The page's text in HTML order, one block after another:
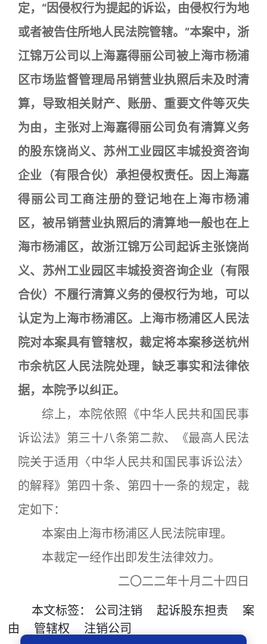
定，“因侵权行为提起的诉讼，由侵权行为地
或者被告住所地人民法院管辖。”本案中，浙
江锦万公司以上海嘉得丽公司被上海市杨浦
区市场监督管理局吊销营业执照后未及时清
算，导致相关财产、账册、重要文件等灭失
为由，主张对上海嘉得丽公司负有清算义务
的股东饶尚义、苏州工业园区丰城投资咨询
企业（有限合伙）承担侵权责任。因上海嘉
得丽公司工商注册的登记地在上海市杨浦
区，被吊销营业执照后的清算地一般也在上
海市杨浦区，故浙江锦万公司起诉主张饶尚
义、苏州工业园区丰城投资咨询企业（有限
合伙）不履行清算义务的侵权行为地，可以
认定为上海市杨浦区。上海市杨浦区人民法
院对本案具有管辖权，裁定将本案移送杭州
市余杭区人民法院处理，缺乏事实和法律依
据，本院予以纠正。
综上，本院依照《中华人民共和国民事
诉讼法》第三十八条第二款、《最高人民法
院关于适用〈中华人民共和国民事诉讼法〉
的解释》第四十条、第四十一条的规定，裁
定如下：
本案由上海市杨浦区人民法院审理。
本裁定一经作出即发生法律效力。
二〇二二年十月二十四日
本文标签： 公司注销 起诉股东担责
案
由
管辖权 注销公司